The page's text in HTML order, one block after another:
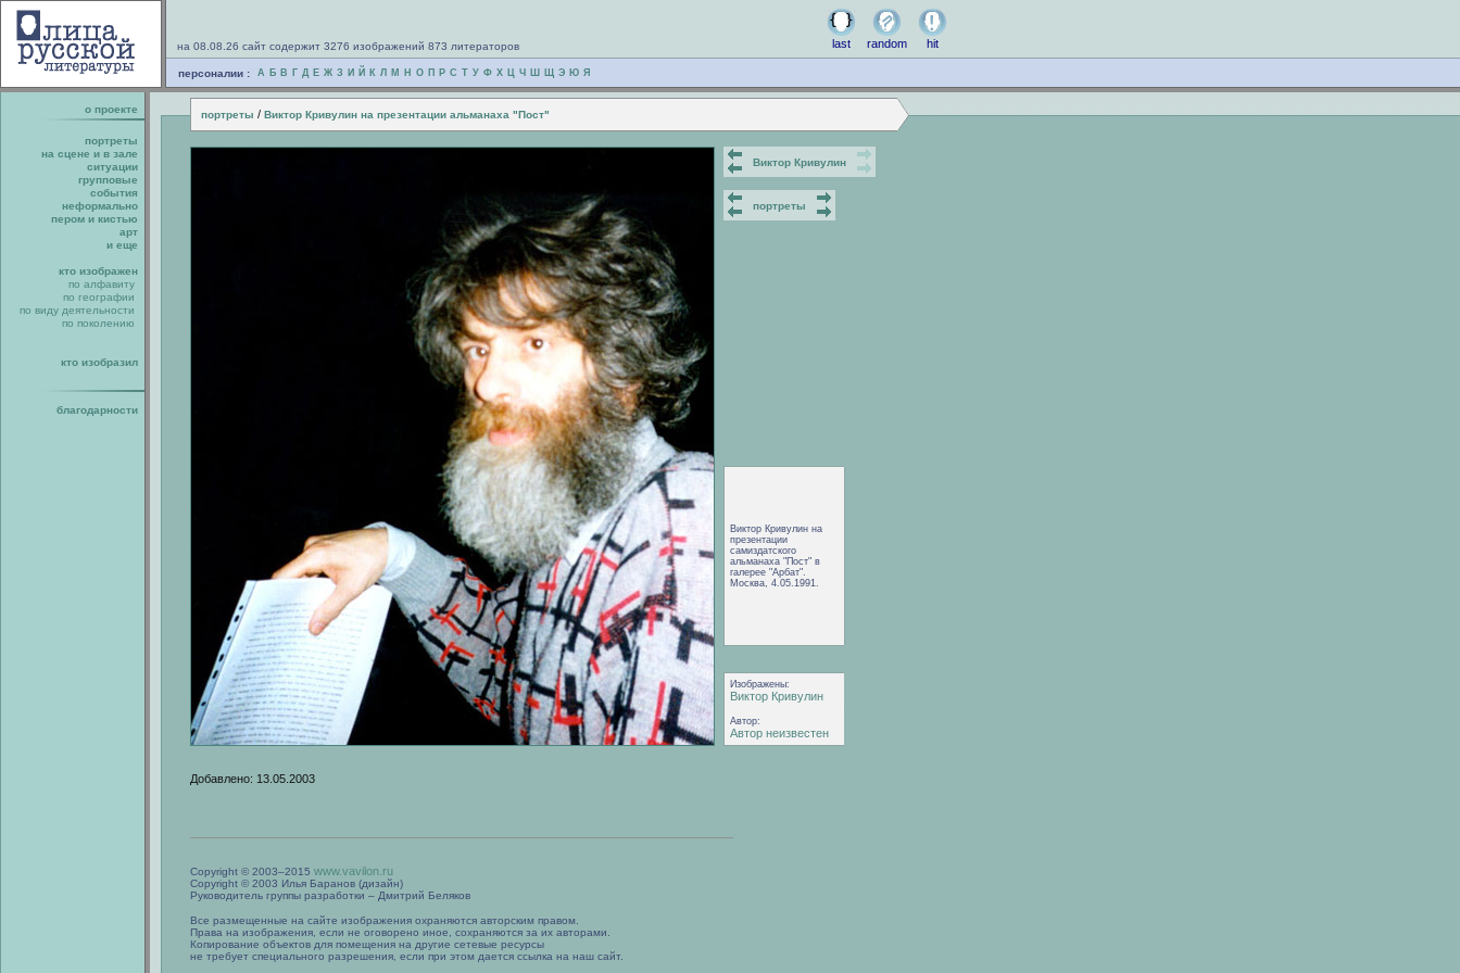
на 08.08.26 сайт содержит 3276 изображений 873 литераторов last random hit
персоналии : А Б В Г Д Е Ж З И Й К Л М Н О П Р С Т У Ф Х Ц Ч Ш Щ Э Ю Я
о проекте портреты / Виктор Кривулин на презентации альманаха "Пост"
портреты
на сцене и в зале
ситуации
групповые
события
неформально
пером и кистью
арт
и еще
кто изображен
по алфавиту
по географии
по виду деятельности
по поколению
кто изобразил
благодарности
Виктор Кривулин
портреты
Виктор Кривулин на
презентации
самиздатского
альманаха "Пост" в
галерее "Арбат".
Москва, 4.05.1991.
Изображены:
Виктор Кривулин
Автор:
Автор неизвестен
Добавлено: 13.05.2003
Copyright © 2003–2015 www.vavilon.ru
Copyright © 2003 Илья Баранов (дизайн)
Руководитель группы разработки – Дмитрий Беляков
Все размещенные на сайте изображения охраняются авторским правом.
Права на изображения, если не оговорено иное, сохраняются за их авторами.
Копирование объектов для помещения на другие сетевые ресурсы
не требует специального разрешения, если при этом дается ссылка на наш сайт.